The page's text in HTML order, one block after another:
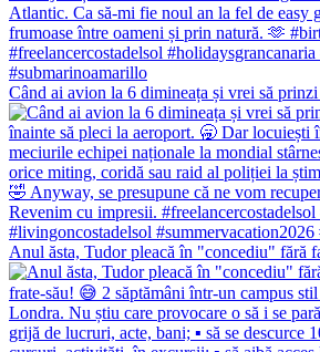
Când ai avion la 6 dimineața și vrei să
Anul ăsta, Tudor pleacă în "concediu" fără